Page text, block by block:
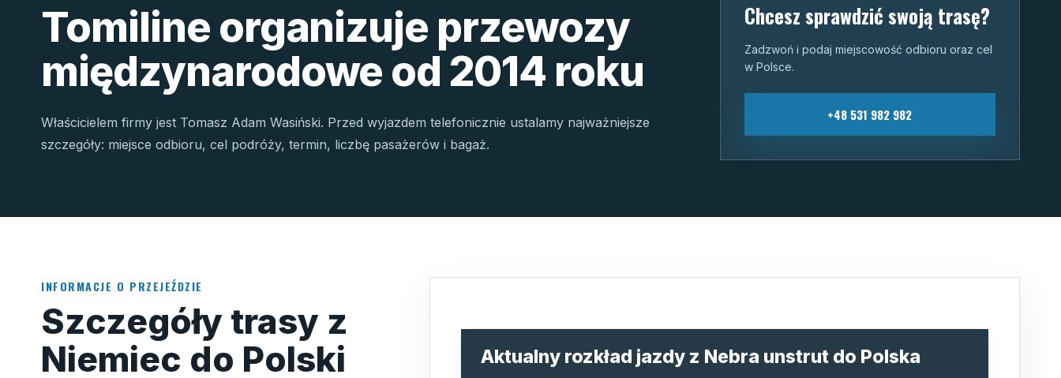
Tomiline organizuje przewozy
międzynarodowe od 2014 roku
Właścicielem firmy jest Tomasz Adam Wasiński. Przed wyjazdem telefonicznie ustalamy najważniejsze
szczegóły: miejsce odbioru, cel podróży, termin, liczbę pasażerów i bagaż.
Chcesz sprawdzić swoją trasę?
Zadzwoń i podaj miejscowość odbioru oraz cel
w Polsce.
+48 531 982 982
INFORMACJE O PRZEJEŹDZIE
Szczegóły trasy z
Niemiec do Polski
Aktualny rozkład jazdy z Nebra unstrut do Polska